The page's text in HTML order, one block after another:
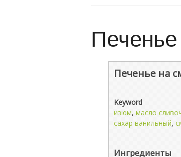
Печенье на
Keyword
изюм, масло
сахар ванильный,
Ингредиенты